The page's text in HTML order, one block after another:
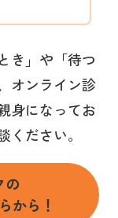
き」や「待つ
オンライン診
身になってお
ださい。
の
から！